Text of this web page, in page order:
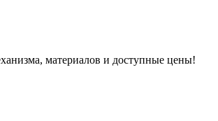
материалов и доступные цены!